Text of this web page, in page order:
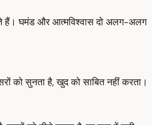
हैं। घमंड और आत्मविश्वास दो अलग-अलग
को सुनता है, खुद को साबित नहीं करता।